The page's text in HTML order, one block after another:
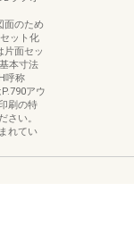
面のため
ット化
片面セッ
本寸法
呼称
アウ
刷の特
さい。
れてい